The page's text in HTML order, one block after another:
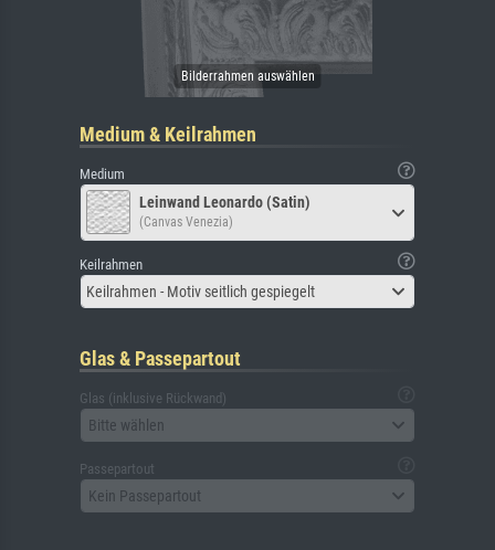
Medium & Keilrahmen
Medium
Leinwand Leonardo (Satin)
(Canvas Venezia)
Keilrahmen
Keilrahmen - Motiv seitlich gespiegelt
Glas & Passepartout
Glas (inklusive Rückwand)
Bitte wählen
Passepartout
Kein Passepartout